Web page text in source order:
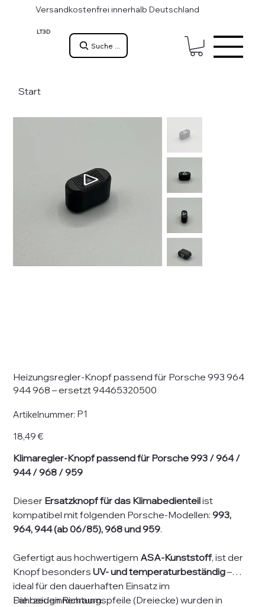
Versandkostenfrei innerhalb Deutschland
LT3D
Suche ...
Start
Heizungsregler-Knopf passend für Porsche 993 964
944 968 – ersetzt 94465320500
Artikelnummer: Artikelnummer:
P1
P1
Preis
18,49 €
Klimaregler-Knopf passend für Porsche 993 / 964 /
944 / 968 / 959
Dieser Ersatzknopf für das Klimabedienteilist
kompatibel mit folgenden Porsche-Modellen:993,
964, 944 (ab 06/85), 968 und 959.
Gefertigt aus hochwertigem ASA-Kunststoff, ist der
Knopf besondersUV- und temperaturbeständig–
ideal für den dauerhaften Einsatz im
Fahrzeuginnenraum.
Die beiden Richtungspfeile (Dreiecke) wurden in